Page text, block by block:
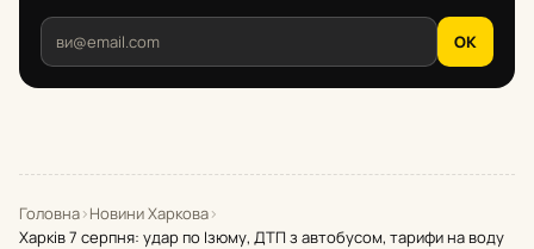
OK
Головна›Новини Харкова›
Харків 7 серпня: удар по Ізюму, ДТП з автобусом, тарифи на воду